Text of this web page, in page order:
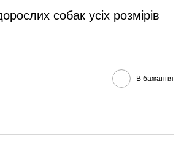
собак усіх розмірів
В бажання